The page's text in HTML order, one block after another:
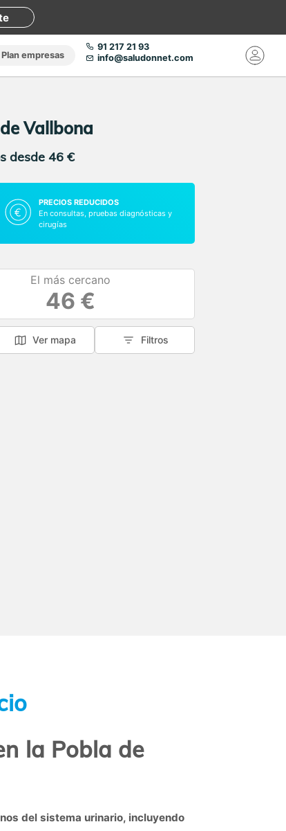
Plan empresas
91 217 21 93
info@saludonnet.com
Vallbona
desde 46 €
PRECIOS REDUCIDOS
En consultas, pruebas diagnósticas y
cirugías
El más cercano
46 €
Ver mapa Filtros
la Pobla de
del sistema urinario, incluyendo